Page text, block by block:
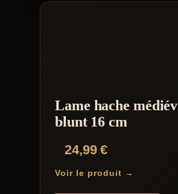
Lame hache
blunt 16 cm
24,99€
Voir le produit →